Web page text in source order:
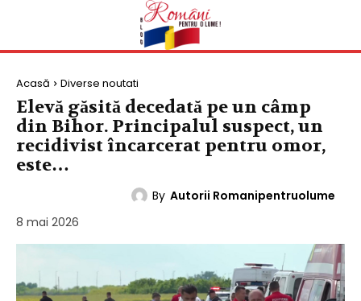
Acasă Diverse noutati
Elevă găsită decedată pe un câmp
din Bihor. Principalul suspect, un
recidivist încarcerat pentru omor,
este…
By Autorii Romanipentruolume
8 mai 2026